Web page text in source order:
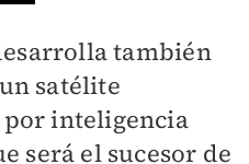
también
satélite
inteligencia
será el sucesor de